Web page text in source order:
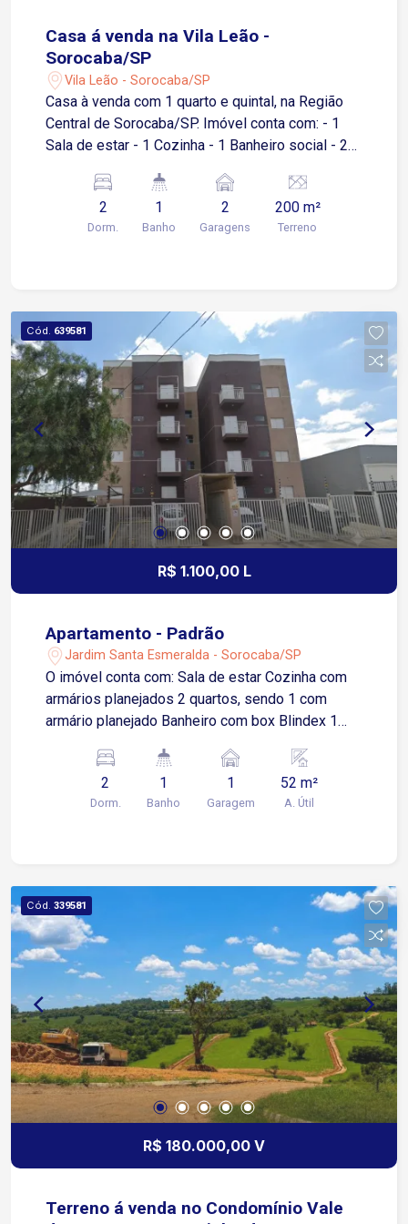
Casa á venda na Vila Leão -
Sorocaba/SP
Vila Leão - Sorocaba/SP
Casa à venda com 1 quarto e quintal, na Região
Central de Sorocaba/SP. Imóvel conta com: - 1
Sala de estar - 1 Cozinha - 1 Banheiro social - 2
amplo - 2 Vagas de garagem cobertas
Destaques da localização: Com localização
privilegiada, com acesso a diversos comércios e
de carro do Hospital Evangélico
2
Dorm.
1
Banho
2
Garagens
200 m²
Terreno
Cód. 639581
R$ 1.100,00 L
Apartamento - Padrão
Jardim Santa Esmeralda - Sorocaba/SP
O imóvel conta com: Sala de estar Cozinha com
armários planejados 2 quartos, sendo 1 com
armário planejado Banheiro com box Blindex 1
Jardim Santa Esmeralda, região com ampla oferta
de comércio, serviços e facilidades para o dia a
facilitando o acesso a lojas, restaurantes,
serviços, entretenimento e demais opções de
conveniência Aproximadamente 10 minutos da
Avenida Ipanema
2
Dorm.
1
Banho
1
Garagem
52 m²
A. Útil
Cód. 339581
R$ 180.000,00 V
Terreno á venda no Condomínio Vale